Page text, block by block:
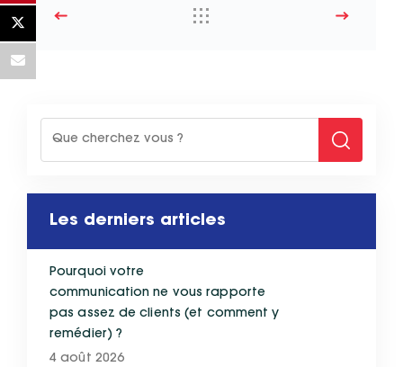
Les derniers articles
Pourquoi votre
communication ne vous rapporte
pas assez de clients (et comment y
remédier) ?
4 août 2026